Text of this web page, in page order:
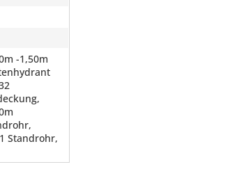
-1,50m
Standrohr,